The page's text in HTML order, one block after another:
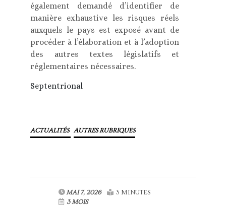
également demandé d’identifier de
manière exhaustive les risques réels
auxquels le pays est exposé avant de
procéder à l’élaboration et à l’adoption
des autres textes législatifs et
réglementaires nécessaires.
Septentrional
ACTUALITÉS AUTRES RUBRIQUES
MAI 7, 2026
3 MINUTES
3 MOIS